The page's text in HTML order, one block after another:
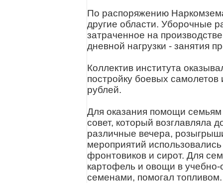
По распоряжению
другие области. Уборочные
затраченное на
дневной нагрузки - занятия
Коллектив института
постройку боевых
рублей.
Для оказания помощи семьям
совет, который возглавляла
различные вечера,
мероприятий
фронтовиков и сирот. Для
картофель и овощи в учебно-
семенами, помогал топливом.